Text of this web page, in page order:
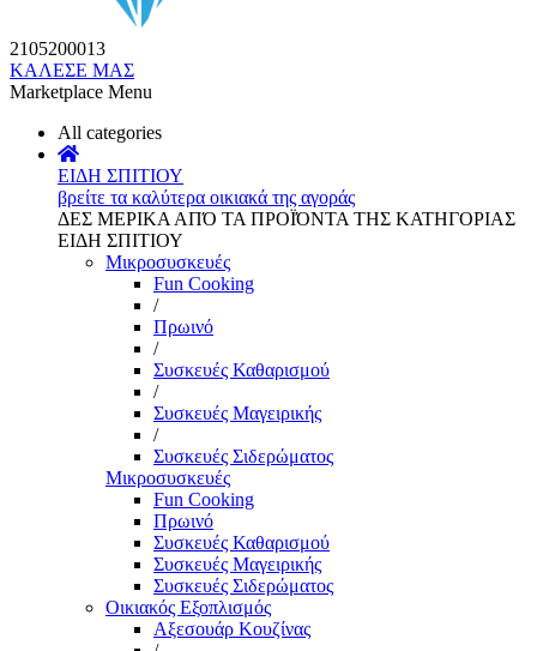
2105200013
ΚΑΛΕΣΕ ΜΑΣ
Marketplace Menu
All categories
ΕΙΔΗ ΣΠΙΤΙΟΥ
βρείτε τα καλύτερα οικιακά της αγοράς
ΔΕΣ ΜΕΡΙΚΑ ΑΠΌ ΤΑ ΠΡΟΪΌΝΤΑ ΤΗΣ ΚΑΤΗΓΟΡΙΑΣ
ΕΙΔΗ ΣΠΙΤΙΟΥ
Μικροσυσκευές
Fun Cooking
/
Πρωινό
/
Συσκευές Καθαρισμού
/
Συσκευές Μαγειρικής
/
Συσκευές Σιδερώματος
Μικροσυσκευές
Fun Cooking
Πρωινό
Συσκευές Καθαρισμού
Συσκευές Μαγειρικής
Συσκευές Σιδερώματος
Οικιακός Εξοπλισμός
Αξεσουάρ Κουζίνας